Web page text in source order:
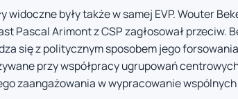
widoczne były także w samej EVP. Wouter
Pascal Arimont z CSP zagłosował przeciw.
się z politycznym sposobem jego
przy współpracy ugrupowań
zaangażowania w wypracowanie